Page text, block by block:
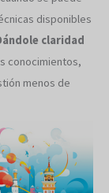
disponibles
claridad
conocimientos,
menos de